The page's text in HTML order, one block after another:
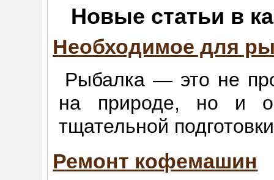
Новые статьи в
Необходимое для
Рыбалка — это не
на природе, но и
тщательной
Ремонт кофемашин